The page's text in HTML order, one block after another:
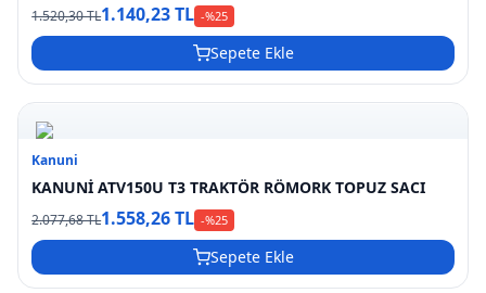
1.520,30 TL1.140,23 TL -%25
Sepete Ekle
Kanuni
KANUNİ ATV150U T3 TRAKTÖR RÖMORK TOPUZ SACI
2.077,68 TL1.558,26 TL -%25
Sepete Ekle